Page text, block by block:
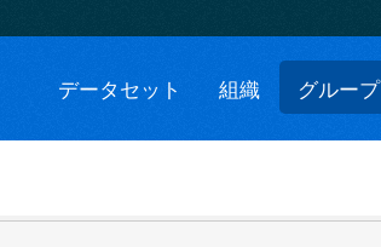
データセット 組織 グループ